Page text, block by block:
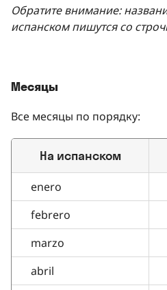
Обратите внимание:
испанском пишутся со
Месяцы
Все месяцы по порядку:
На испанском
enero
febrero
marzo
abril